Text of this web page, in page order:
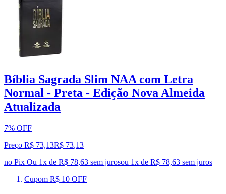
Bíblia Sagrada Slim NAA com Letra
Normal - Preta - Edição Nova Almeida
Atualizada
7% OFF
Preço R$ 73,13R$ 73,13
no Pix Ou 1x de R$ 78,63 sem jurosou 1x de R$ 78,63 sem juros
Cupom R$ 10 OFF